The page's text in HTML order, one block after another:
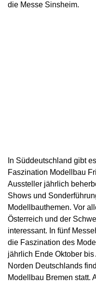
die Messe Sinsheim.
In Süddeutschland gibt
Faszination Modellbau
Aussteller jährlich
Shows und
Modellbauthemen. Vor
Österreich und der
interessant. In fünf
die Faszination des
jährlich Ende Oktober
Norden Deutschlands
Modellbau Bremen statt.